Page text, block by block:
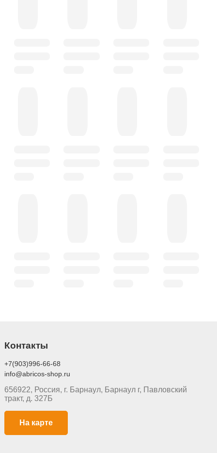
Контакты
+7(903)996-66-68
info@abricos-shop.ru
656922, Россия, г. Барнаул, Барнаул г, Павловский
тракт, д. 327Б
На карте